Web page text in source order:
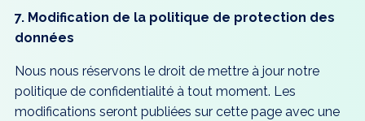
7. Modification de la politique de protection des
données
Nous nous réservons le droit de mettre à jour notre
politique de confidentialité à tout moment. Les
modifications seront publiées sur cette page avec une